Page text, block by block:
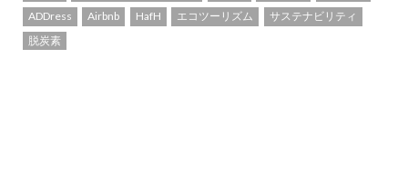
ADDress
Airbnb HafH エコツーリズム
サステナビリティ
脱炭素